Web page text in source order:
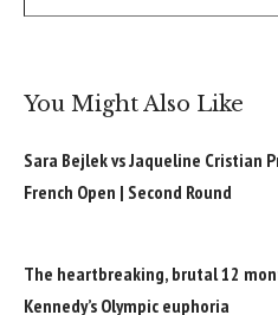
You Might Also Like
Sara Bejlek vs Jaqueline Cristian
French Open | Second Round
The heartbreaking, brutal 12
Kennedy’s Olympic euphoria